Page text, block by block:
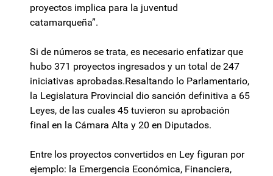
proyectos implica para la juventud
catamarqueña”.
Si de números se trata, es necesario enfatizar que
hubo 371 proyectos ingresados y un total de 247
iniciativas aprobadas.Resaltando lo Parlamentario,
la Legislatura Provincial dio sanción definitiva a 65
Leyes, de las cuales 45 tuvieron su aprobación
final en la Cámara Alta y 20 en Diputados.
Entre los proyectos convertidos en Ley figuran por
ejemplo: la Emergencia Económica, Financiera,